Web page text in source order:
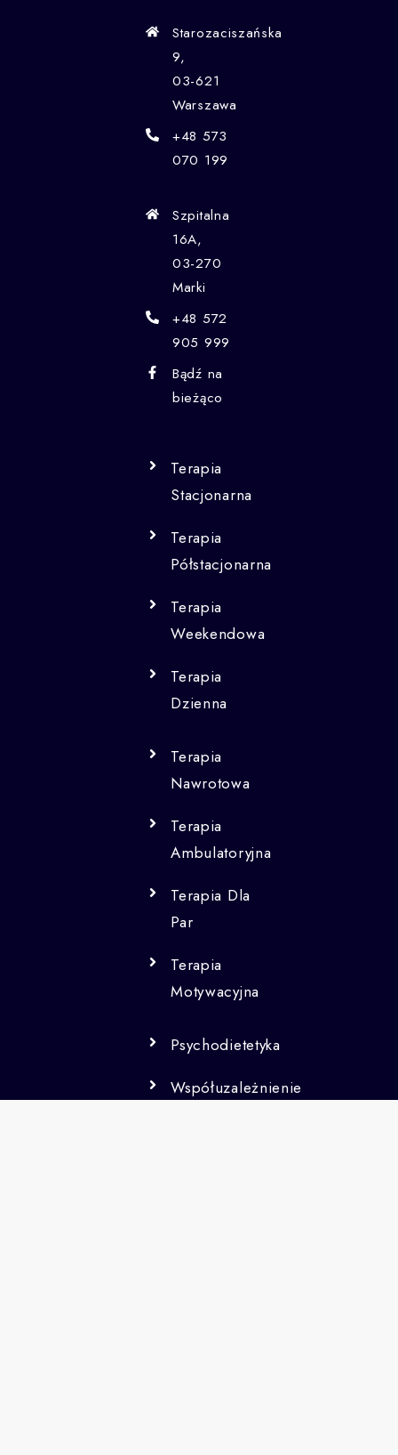
Starozaciszańska
9,
03-621
Warszawa
+48 573
070 199
Szpitalna
16A,
03-270
Marki
+48 572
905 999
Bądź na
bieżąco
Terapia
Stacjonarna
Terapia
Półstacjonarna
Terapia
Weekendowa
Terapia
Dzienna
Terapia
Nawrotowa
Terapia
Ambulatoryjna
Terapia Dla
Par
Terapia
Motywacyjna
Psychodietetyka
Współuzależnienie